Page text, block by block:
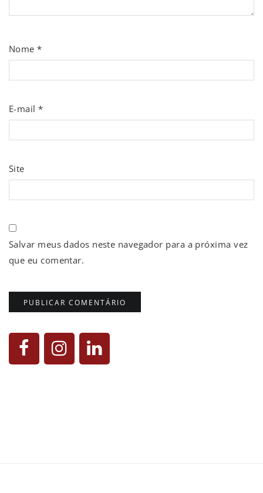
Nome*
E-mail*
Site
Salvar meus dados neste navegador para a próxima vez
que eu comentar.